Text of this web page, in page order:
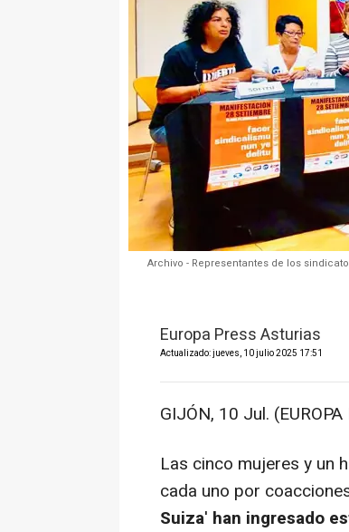
Archivo - Representantes de los
Europa Press Asturias
Actualizado: jueves, 10 julio 2025 17:51
GIJÓN, 10 Jul. (EUROPA
Las cinco mujeres y un
cada uno por
Suiza' han ingresado